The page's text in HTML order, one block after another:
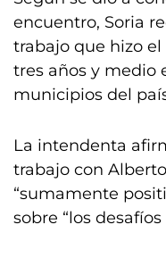
encuentro, Soria
trabajo que hizo
tres años y medio
municipios del
La intendenta
trabajo con
“sumamente
sobre “los